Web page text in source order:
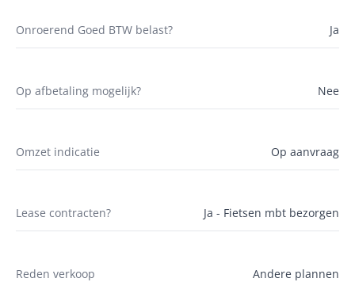
Onroerend Goed BTW belast? Ja
Op afbetaling mogelijk? Nee
Omzet indicatie Op aanvraag
Lease contracten? Ja - Fietsen mbt bezorgen
Reden verkoop Andere plannen